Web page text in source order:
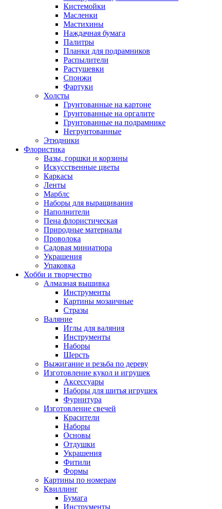
Кистемойки
Масленки
Мастихины
Наждачная бумага
Палитры
Планки для подрамников
Распылители
Растушевки
Спонжи
Фартуки
Холсты
Грунтованные на картоне
Грунтованные на оргалите
Грунтованные на подрамнике
Негрунтованные
Этюдники
Флористика
Вазы, горшки и корзины
Искусственные цветы
Каркасы
Ленты
Марблс
Наборы для выращивания
Наполнители
Пена флористическая
Природные материалы
Проволока
Садовая миниатюра
Украшения
Упаковка
Хобби и творчество
Алмазная вышивка
Инструменты
Картины мозаичные
Стразы
Валяние
Иглы для валяния
Инструменты
Наборы
Шерсть
Выжигание и резьба по дереву
Изготовление кукол и игрушек
Аксессуары
Наборы для шитья игрушек
Фурнитура
Изготовление свечей
Красители
Наборы
Основы
Отдушки
Украшения
Фитили
Формы
Картины по номерам
Квиллинг
Бумага
Инструменты